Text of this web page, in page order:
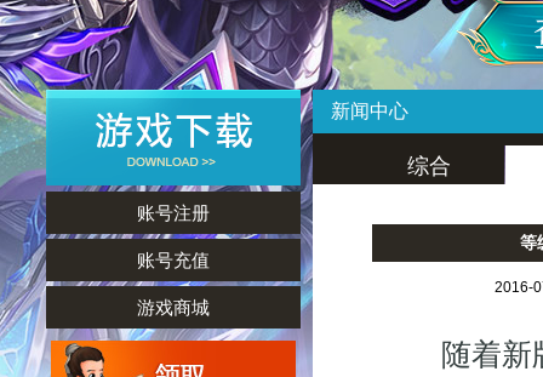
账号注册
账号充值
游戏商城
新闻中心
综合
等
2016-
随着新版